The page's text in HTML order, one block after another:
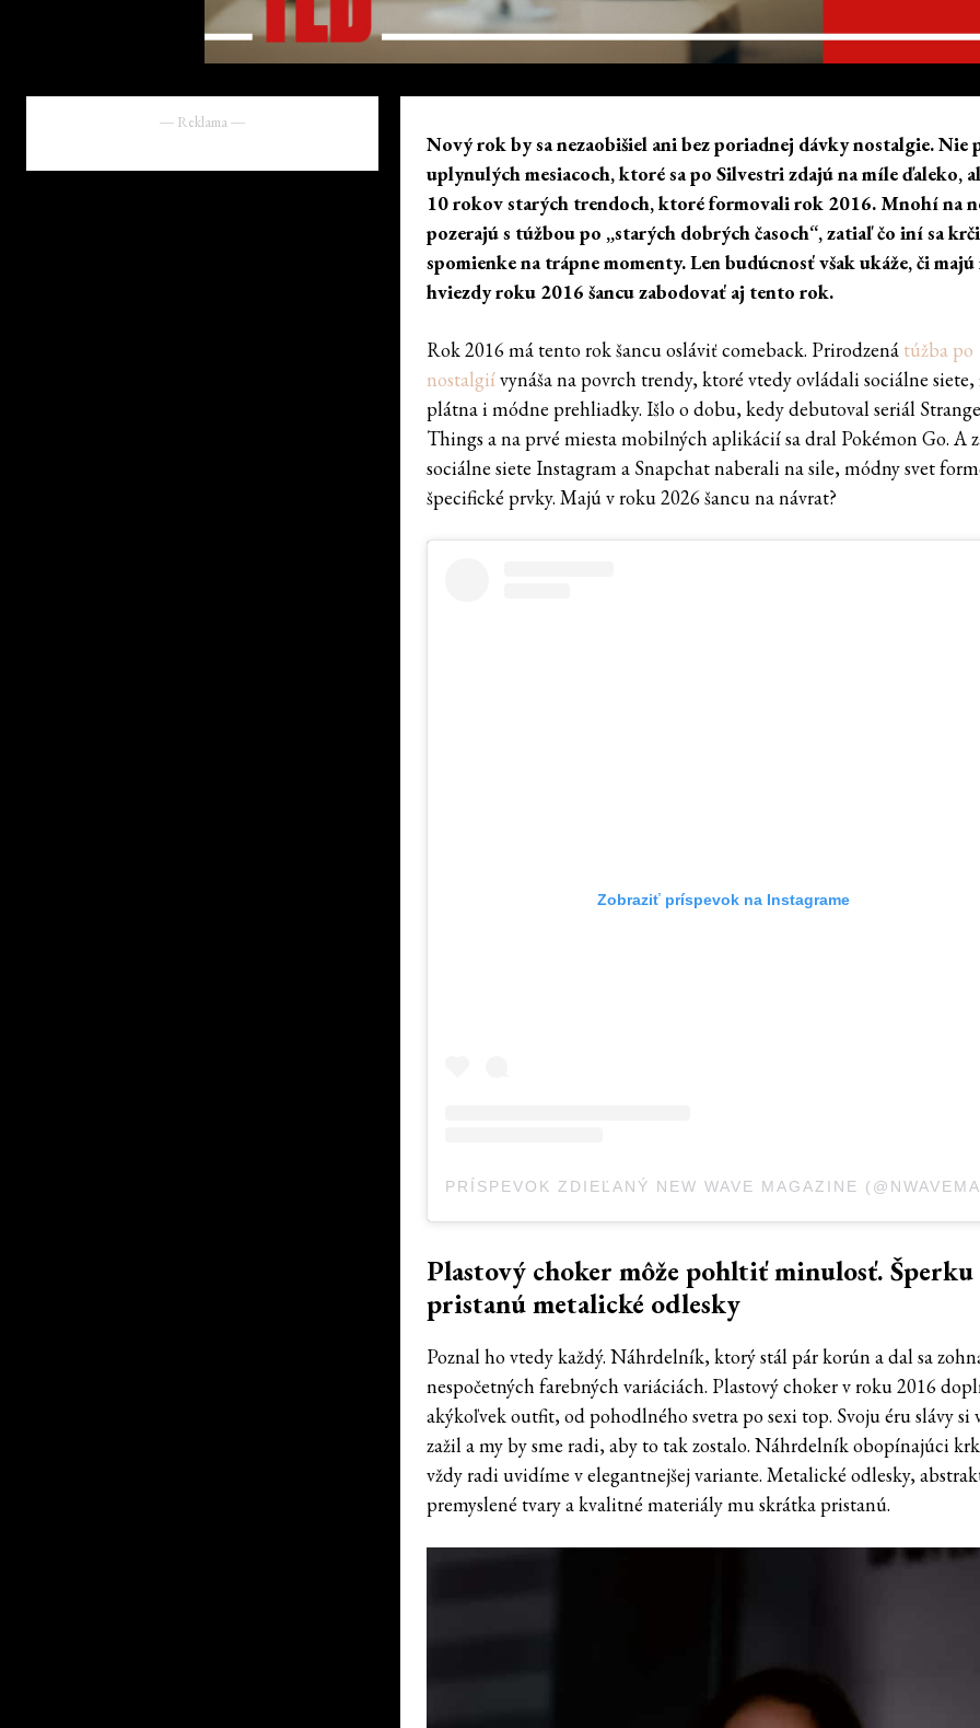
― Reklama ―
Nový rok by sa nezaobišiel ani bez poriadnej dávky nostalgie. Nie
uplynulých mesiacoch, ktoré sa po Silvestri zdajú na míle ďaleko,
10 rokov starých trendoch, ktoré formovali rok 2016. Mnohí na
pozerajú s túžbou po „starých dobrých časoch“, zatiaľ čo iní sa
spomienke na trápne momenty. Len budúcnosť však ukáže, či
hviezdy roku 2016 šancu zabodovať aj tento rok.
Rok 2016 má tento rok šancu osláviť comeback. Prirodzená túžba po
nostalgiívynáša na povrch trendy, ktoré vtedy ovládali sociálne
plátna i módne prehliadky. Išlo o dobu, kedy debutoval seriál
Things a na prvé miesta mobilných aplikácií sa dral Pokémon Go. A
sociálne siete Instagram a Snapchat naberali na sile, módny svet
špecifické prvky. Majú v roku 2026 šancu na návrat?
Zobraziť príspevok na Instagrame
Plastový choker môže pohltiť minulosť. Šperku
pristanú metalické odlesky
Poznal ho vtedy každý. Náhrdelník, ktorý stál pár korún a dal sa
nespočetných farebných variáciách. Plastový choker v roku 2016
akýkoľvek outfit, od pohodlného svetra po sexi top. Svoju éru slávy si
zažil a my by sme radi, aby to tak zostalo. Náhrdelník obopínajúci
vždy radi uvidíme v elegantnejšej variante. Metalické odlesky,
premyslené tvary a kvalitné materiály mu skrátka pristanú.